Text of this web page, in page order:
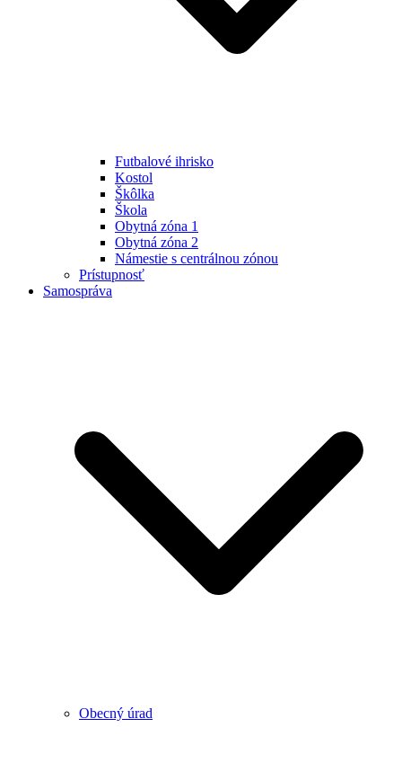
Futbalové ihrisko
Kostol
Škôlka
Škola
Obytná zóna 1
Obytná zóna 2
Námestie s centrálnou zónou
Prístupnosť
Samospráva
Obecný úrad